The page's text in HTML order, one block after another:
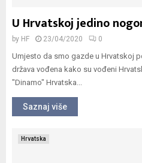
U Hrvatskoj jedino
by HF 23/04/2020 0
Umjesto da smo gazde u Hrvatskoj
država vođena kako su vođeni
"Dinamo" Hrvatska...
Saznaj više
Hrvatska